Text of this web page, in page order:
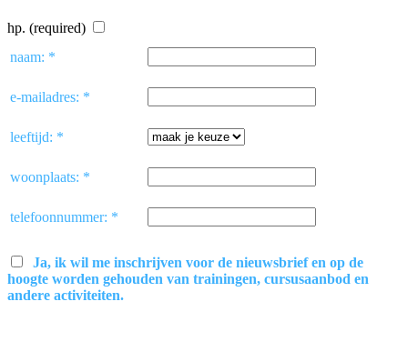
hp. (required)
naam: *
e-mailadres: *
leeftijd: *
woonplaats: *
telefoonnummer: *
Ja, ik wil me inschrijven voor de nieuwsbrief en op de
hoogte worden gehouden van trainingen, cursusaanbod en
andere activiteiten.